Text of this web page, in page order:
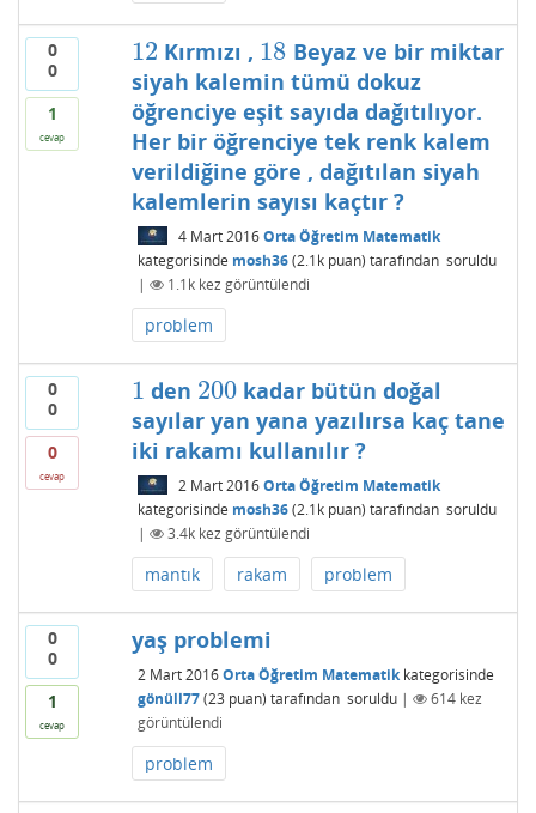
0
0
1
cevap
12
12 Kırmızı , 18
18 Beyaz ve bir miktar
siyah kalemin tümü dokuz
öğrenciye eşit sayıda dağıtılıyor.
Her bir öğrenciye tek renk kalem
verildiğine göre , dağıtılan siyah
kalemlerin sayısı kaçtır ?
4 Mart 2016 Orta Öğretim Matematik
kategorisinde mosh36 (2.1kpuan) tarafından soruldu
|
1.1kkez görüntülendi
problem
0
0
0
cevap
1
1 den 200
200 kadar bütün doğal
sayılar yan yana yazılırsa kaç tane
iki rakamı kullanılır ?
2 Mart 2016 Orta Öğretim Matematik
kategorisinde mosh36 (2.1kpuan) tarafından soruldu
|
3.4kkez görüntülendi
mantık rakam problem
0
0
1
cevap
yaş problemi
2 Mart 2016 Orta Öğretim Matematikkategorisinde
gönüll77 (23 puan) tarafından soruldu | 614kez
görüntülendi
problem